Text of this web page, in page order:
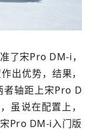
了宋Pro DM-i，
出优势，结果，
轴距上宋Pro D
虽说在配置上，
Pro DM-i入门版